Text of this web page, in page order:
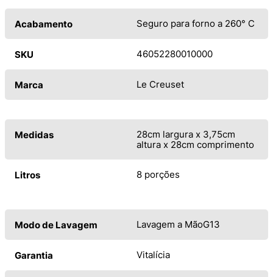
Acabamento Seguro para forno a 260° C
SKU 46052280010000
Marca Le Creuset
Medidas
28cm largura x 3,75cm
altura x 28cm comprimento
Litros 8 porções
Modo de Lavagem Lavagem a MãoG13
Garantia Vitalícia